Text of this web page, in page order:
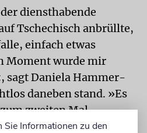
diensthabende
Tschechisch anbrüllte,
einfach etwas
Moment wurde mir
sagt Daniela Hammer-
daneben stand. »Es
zweiten Mal
Sie Informationen zu den